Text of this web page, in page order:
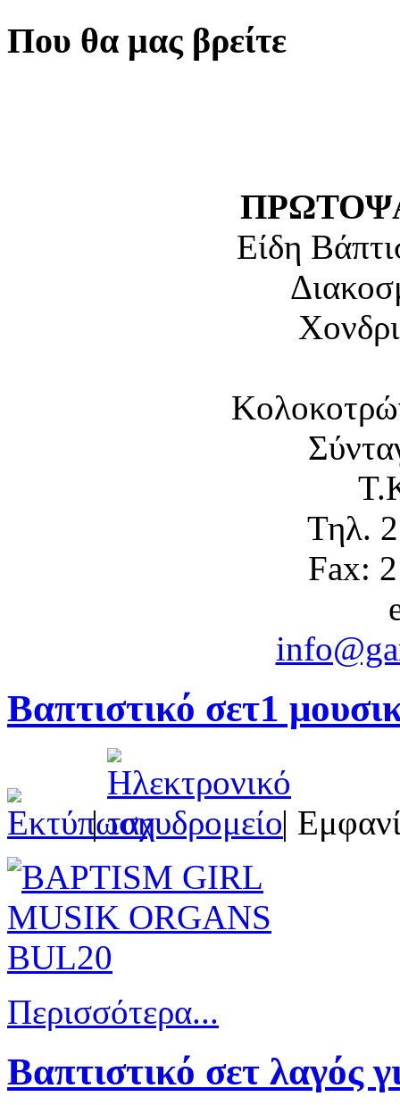
Που θα μας βρείτε
Είδη
Τηλ.
Fax:
Βαπτιστικό σετ1
| |
Περισσότερα...
Βαπτιστικό σετ λαγός